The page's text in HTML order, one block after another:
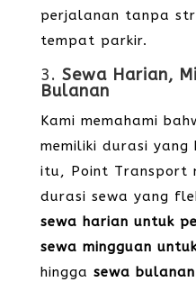
perjalanan tanpa
tempat parkir.
3. Sewa Harian,
Bulanan
Kami memahami
memiliki durasi yang
itu, Point Transport
durasi sewa yang
sewa harian untuk
sewa mingguan
hingga sewa